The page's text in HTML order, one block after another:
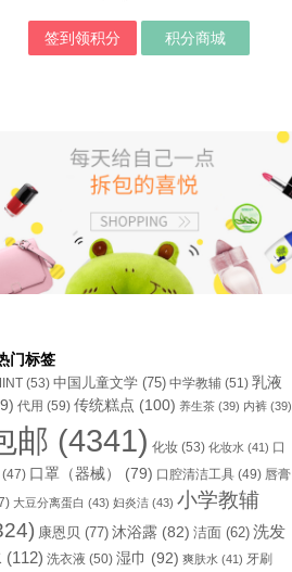
签到领积分 积分商城
门标签
(53) 中国儿童文学(75) 中学教辅(51) 乳液
代用 (59) 传统糕点 (100) 养生茶(39) 内裤(39)
邮 (4341) 化妆(53) 化妆水 (41) 口
(47) 口罩（器械） (79) 口腔清洁工具(49) 唇膏
大豆分离蛋白 (43) 妇炎洁(43) 小学教辅
康恩贝 (77) 沐浴露(82) 洁面 (62) 洗发
(112) 洗衣液 (50) 湿巾 (92) 爽肤水 (41) 牙刷